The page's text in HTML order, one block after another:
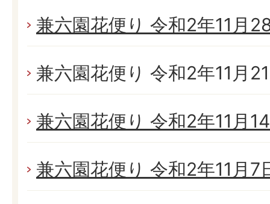
兼六園花便り 令和2年11月
兼六園花便り 令和2年11月
兼六園花便り 令和2年11月
兼六園花便り 令和2年11月7